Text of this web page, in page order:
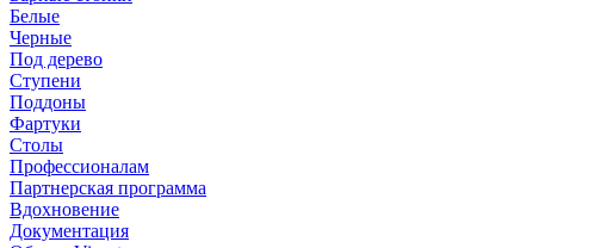
Белые
Черные
Под дерево
Ступени
Поддоны
Фартуки
Столы
Профессионалам
Партнерская программа
Вдохновение
Документация